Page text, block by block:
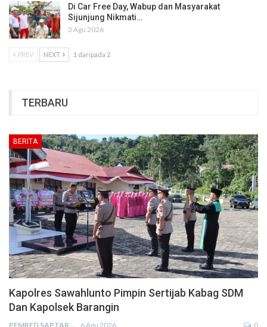
Di Car Free Day, Wabup dan Masyarakat
Sijunjung Nikmati…
3 Agu 2026
PREV NEXT 1 daripada 2
TERBARU
BERITA
Kapolres Sawahlunto Pimpin Sertijab Kabag SDM
Dan Kapolsek Barangin
PEMRED SAPTARIUS 6 Agu 2026 0